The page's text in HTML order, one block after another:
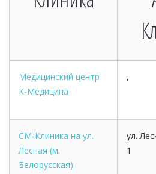
Медицинский центр
К-Медицина
,
СМ-Клиника на ул.
Лесная (м.
Белорусская)
ул.
1